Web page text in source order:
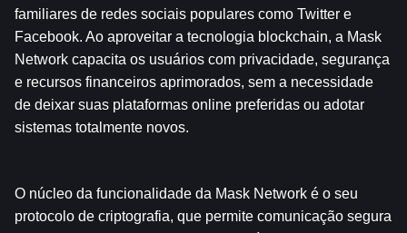
familiares de redes sociais populares como Twitter e
Facebook. Ao aproveitar a tecnologia blockchain, a Mask
Network capacita os usuários com privacidade, segurança
e recursos financeiros aprimorados, sem a necessidade
de deixar suas plataformas online preferidas ou adotar
sistemas totalmente novos.
O núcleo da funcionalidade da Mask Network é o seu
protocolo de criptografia, que permite comunicação segura